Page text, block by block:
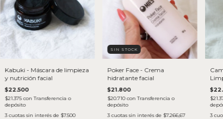
Kabuki - Máscara de limpieza
y nutrición facial
$22.500
$21.375con Transferencia o
depósito
3 cuotas sin interés de $7.500
SIN STOCK
Poker Face - Crema
hidratante facial
$21.800
$20.710con Transferencia o
depósito
3 cuotas sin interés de $7.266,67
3